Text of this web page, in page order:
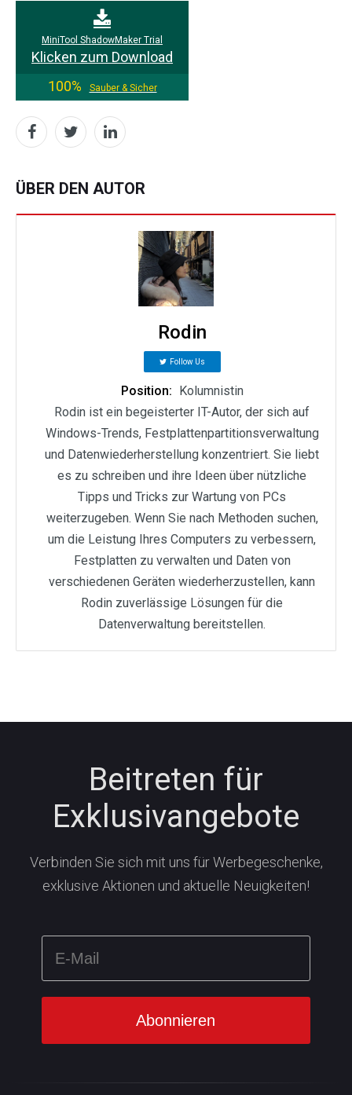
MiniTool ShadowMaker Trial
Klicken zum Download
100%
Sauber & Sicher
ÜBER DEN AUTOR
Rodin
Follow Us
Position: Kolumnistin
Rodin ist ein begeisterter IT-Autor, der sich auf
Windows-Trends, Festplattenpartitionsverwaltung
und Datenwiederherstellung konzentriert. Sie liebt
es zu schreiben und ihre Ideen über nützliche
Tipps und Tricks zur Wartung von PCs
weiterzugeben. Wenn Sie nach Methoden suchen,
um die Leistung Ihres Computers zu verbessern,
Festplatten zu verwalten und Daten von
verschiedenen Geräten wiederherzustellen, kann
Rodin zuverlässige Lösungen für die
Datenverwaltung bereitstellen.
Beitreten für
Exklusivangebote
Verbinden Sie sich mit uns für Werbegeschenke,
exklusive Aktionen und aktuelle Neuigkeiten!